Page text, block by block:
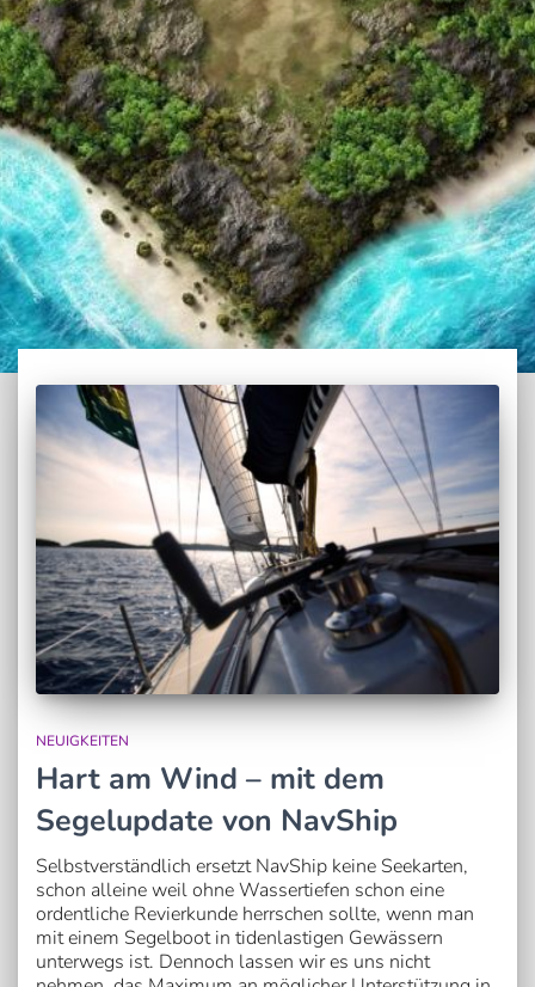
NEUIGKEITEN
Hart am Wind – mit dem
Segelupdate von NavShip
Selbstverständlich ersetzt NavShip keine Seekarten,
schon alleine weil ohne Wassertiefen schon eine
ordentliche Revierkunde herrschen sollte, wenn man
mit einem Segelboot in tidenlastigen Gewässern
unterwegs ist. Dennoch lassen wir es uns nicht